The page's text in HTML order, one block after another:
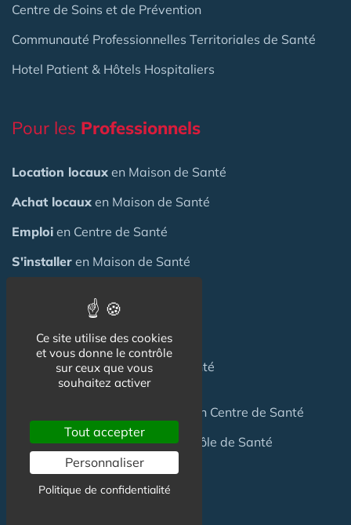
Centre de Soins et de Prévention
Communauté Professionnelles Territoriales de Santé
Hotel Patient & Hôtels Hospitaliers
Pour les Professionnels
Location locaux en Maison de Santé
Achat locaux en Maison de Santé
Emploi en Centre de Santé
S'installer en Maison de Santé
une Maison de Santé
Financerune Maison de Santé
Investirdans une Maison de Santé
ou un Centre de Santé
Terrainpour création Maison / Pôle de Santé
FAQ
Ce site utilise des cookies
et vous donne le contrôle
sur ceux que vous
souhaitez activer
Tout accepter
Personnaliser
Politique de confidentialité